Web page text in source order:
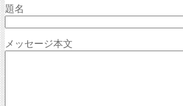
題名
メッセージ本文